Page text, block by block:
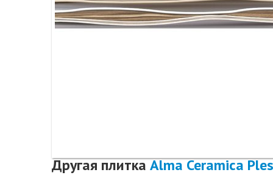
Другая плиткаAlma Ceramica